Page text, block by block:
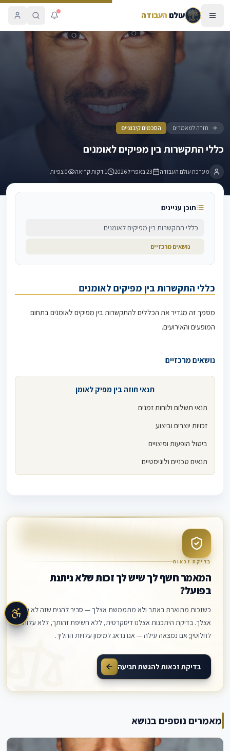
עולםהעבודה
כללי התקשרות בין מפיקים לאומנים
חזרה למאמרים הסכמים קיבוציים
כללי התקשרות בין מפיקים לאומנים
מערכת עולם העבודה 23 באפריל 2026 1 דקות קריאה 0צפיות
תוכן עניינים
כללי התקשרות בין מפיקים לאומנים
נושאים מרכזיים
כללי התקשרות בין מפיקים לאומנים
מסמך זה מגדיר את הכללים להתקשרות בין מפיקים לאומנים בתחום
המופעים והאירועים.
נושאים מרכזיים
תנאי חוזה בין מפיק לאומן
תנאי תשלום ולוחות זמנים
זכויות יוצרים וביצוע
ביטול הופעות ופיצויים
תנאים טכניים ולוגיסטיים
בדיקת זכאות
המאמר חשף לך שיש לך זכות שלא ניתנת
בפועל?
כשזכות מתוארת באתר ולא מתממשת אצלך — סביר להניח שזה לא רק
אצלך. בדיקת היתכנות אצלנו דיסקרטית, ללא חשיפת זהותך, ללא עלות
לחלוטין; אם נמצאה עילה — אנו נדאג למימון עלויות ההליך.
בדיקת זכאות להגשת תביעה
מאמרים נוספים בנושא